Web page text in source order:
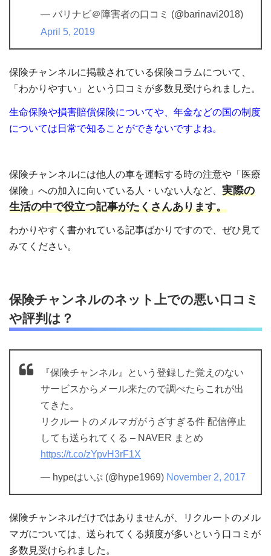
— バリナビ＠障害者の口コミ (@barinavi2018)
April 5, 2019
保険チャンネルに掲載されている保険コラムについて、
「わかりやすい」という口コミが多数見受けられました。
生命保険や損害賠償保険についてや、年金などの国の制度
については日常で知ることができないですよね。
保険チャンネルには他人の車を運転する時の注意や「医療
保険」への加入に向いている人・いない人など、 実際の
生活の中で役立つ記事がたくさんあります。
わかりやすく書かれている記事ばかりですので、ぜひ見て
みてください。
保険チャンネルのネット上での悪い口コミ
や評判は？
『保険チャンネル』という登録した覚えのない
サービスからメール来たので調べたらこれが出
てきた。
リクルートのメルマガがうざすぎる件 配信停止
しても送られてくる – NAVER まとめ
https://t.co/zYpvH3rF1X
— hypeはいぷ (@hype1969) November 2, 2017
保険チャンネルだけではありませんが、リクルートのメル
マガについては、送られてくる頻度が多いという口コミが
多数見受けられました。